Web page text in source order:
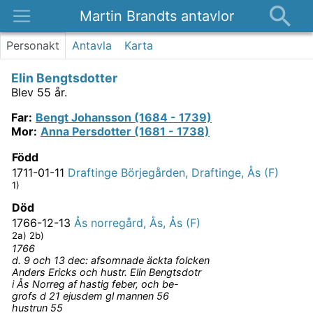
Martin Brandts antavlor
Platser
Om
Kontakt
Personakt Antavla Karta
Elin Bengtsdotter
Blev 55 år.
Far: Bengt Johansson (1684 - 1739)
Mor: Anna Persdotter (1681 - 1738)
Född
1711-01-11 Draftinge Börjegården, Draftinge, Ås (F)
1)
Död
1766-12-13 Ås norregård, Ås, Ås (F)
2a) 2b)
1766
d. 9 och 13 dec: afsomnade äckta folcken
Anders Ericks och hustr. Elin Bengtsdotr
i Ås Norreg af hastig feber, och be-
grofs d 21 ejusdem gl mannen 56
hustrun 55